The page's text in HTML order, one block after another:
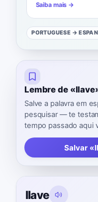
Saiba mais →
PORTUGUESE →
Lembre de
Salve a palavra em
pesquisar — te
tempo passado aqui
Salvar
llave